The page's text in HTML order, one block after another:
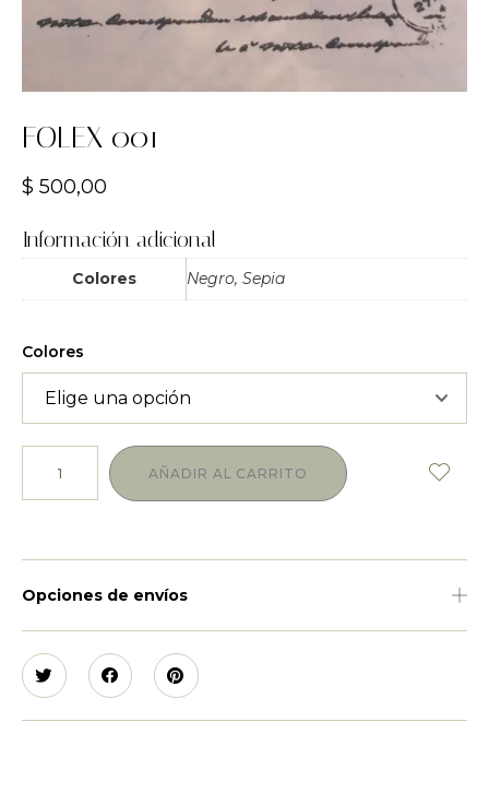
FOLEX 001
$ 500,00
Información adicional
Colores Negro, Sepia
Colores
AÑADIR AL CARRITO
Opciones de envíos